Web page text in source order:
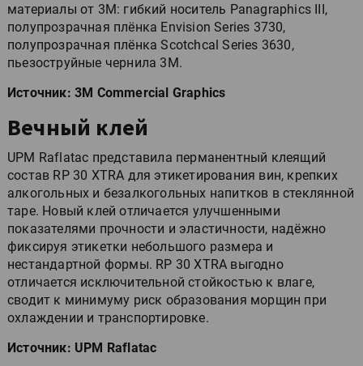
материалы от 3М: гибкий носитель Panagraphics III,
полупрозрачная плёнка Envision Series 3730,
полупрозрачная плёнка Scotchcal Series 3630,
пьезоструйные чернила 3M.
Источник: 3M Commercial Graphics
Вечный клей
UPM Raflatac представила перманентный клеящий
состав RP 30 XTRA для этикетирования вин, крепких
алкогольных и безалкогольных напитков в стеклянной
таре. Новый клей отличается улучшенными
показателями прочности и эластичности, надёжно
фиксируя этикетки небольшого размера и
нестандартной формы. RP 30 XTRA выгодно
отличается исключительной стойкостью к влаге,
сводит к минимуму риск образования морщин при
охлаждении и транспортировке.
Источник: UPM Raflatac